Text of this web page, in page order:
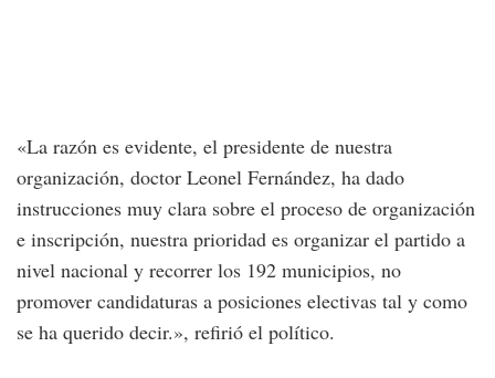
«La razón es evidente, el presidente de nuestra
organización, doctor Leonel Fernández, ha dado
instrucciones muy clara sobre el proceso de organización
e inscripción, nuestra prioridad es organizar el partido a
nivel nacional y recorrer los 192 municipios, no
promover candidaturas a posiciones electivas tal y como
se ha querido decir.», refirió el político.